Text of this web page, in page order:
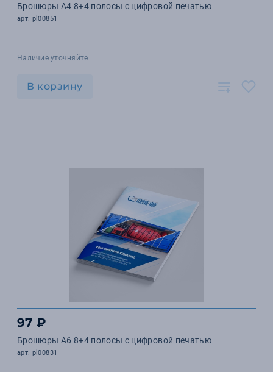
Брошюры А4 8+4 полосы с цифровой печатью
арт. pl00851
Наличие уточняйте
В корзину
97 ₽
Брошюры А6 8+4 полосы с цифровой печатью
арт. pl00831